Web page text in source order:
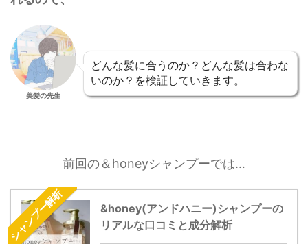
美髪の先生
どんな髪に合うのか？どんな髪は合わな
いのか？を検証していきます。
前回の＆honeyシャンプーでは…
シャンプー解析
&honey(アンドハニー)シャンプーの
リアルな口コミと成分解析